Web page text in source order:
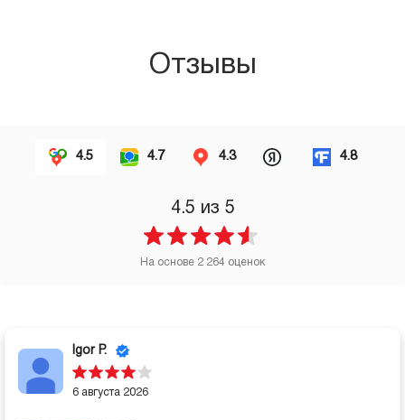
Отзывы
4.5 4.7 4.3 4.8
4.5 из 5
На основе 2 264 оценок
Igor P.
6 августа 2026